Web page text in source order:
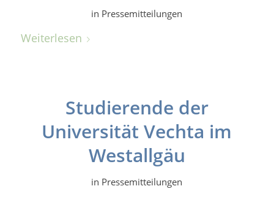
in Pressemitteilungen
Weiterlesen
Studierende der
Universität Vechta im
Westallgäu
in Pressemitteilungen